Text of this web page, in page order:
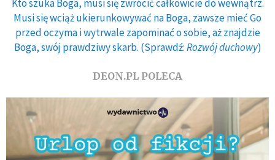
Kto szuka Boga, musi się zwrócić całkowicie do wewnątrz.
Musi się wciąż ukierunkowywać na Boga, zawsze mieć Go
przed oczyma i wytrwale zapominać o sobie, aż znajdzie
Boga, swój prawdziwy skarb. (Sprawdź:Rozwój duchowy)
DEON.PL POLECA